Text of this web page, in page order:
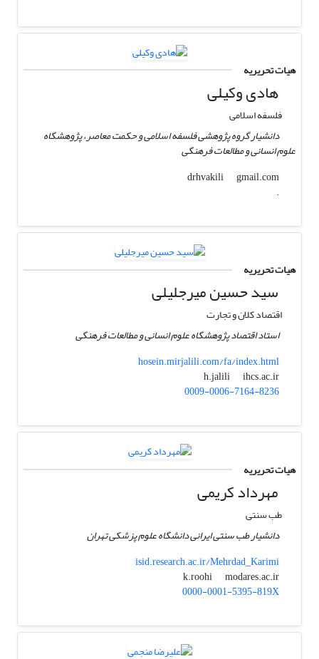
هیات تحریریه
هادی وکیلی
فلسفه اسلامی
دانشیار گروه پژوهشی فلسفه اسلامی و حکمت معاصر، پژوهشگاه
علوم انسانی و مطالعات فرهنگی
drhvakili
gmail.com
.
هیات تحریریه
سید حسین میرجلیلی
اقتصاد کلان و تجارت
استاد اقتصاد پژوهشگاه علوم انسانی و مطالعات فرهنگی
hosein.mirjalili.com/fa/index.html
h.jalili
ihcs.ac.ir
0009-0006-7164-8236
هیات تحریریه
مهرداد کریمی
طب سنتی
دانشیار طب سنتی ایرانی دانشگاه علوم پزشکی تهران
isid.research.ac.ir/Mehrdad_Karimi
k.roohi
modares.ac.ir
0000-0001-5395-819X